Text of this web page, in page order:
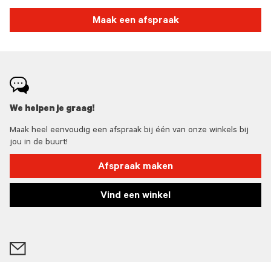
Maak een afspraak
We helpen je graag!
Maak heel eenvoudig een afspraak bij één van onze winkels bij
jou in de buurt!
Afspraak maken
Vind een winkel